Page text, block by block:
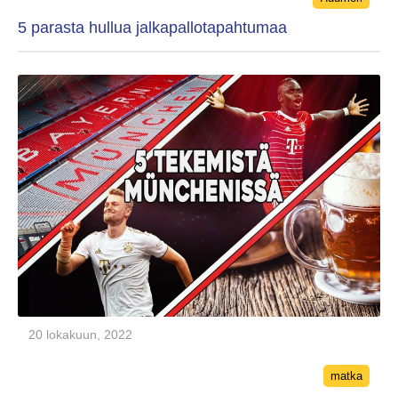
5 parasta hullua jalkapallotapahtumaa
20 lokakuun, 2022
Categories
matka